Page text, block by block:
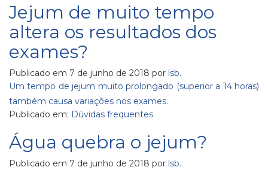
Jejum de muito tempo
altera os resultados dos
exames?
Publicado em 7 de junho de 2018 por lsb.
Um tempo de jejum muito prolongado (superior a 14 horas)
também causa variações nos exames.
Publicado em: Dúvidas frequentes
Água quebra o jejum?
Publicado em 7 de junho de 2018 por lsb.